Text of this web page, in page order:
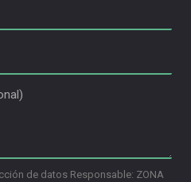
de datos Responsable: ZONA